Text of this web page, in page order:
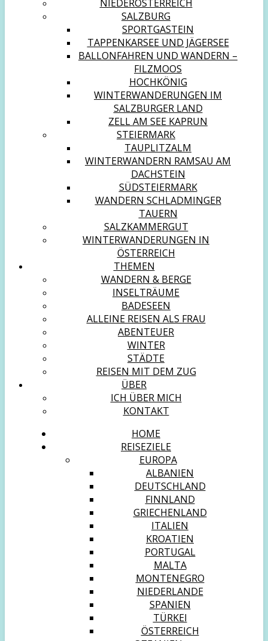
NIEDERÖSTERREICH
SALZBURG
SPORTGASTEIN
TAPPENKARSEE UND JÄGERSEE
BALLONFAHREN UND WANDERN –
FILZMOOS
HOCHKÖNIG
WINTERWANDERUNGEN IM
SALZBURGER LAND
ZELL AM SEE KAPRUN
STEIERMARK
TAUPLITZALM
WINTERWANDERN RAMSAU AM
DACHSTEIN
SÜDSTEIERMARK
WANDERN SCHLADMINGER
TAUERN
SALZKAMMERGUT
WINTERWANDERUNGEN IN
ÖSTERREICH
THEMEN
WANDERN & BERGE
INSELTRÄUME
BADESEEN
ALLEINE REISEN ALS FRAU
ABENTEUER
WINTER
STÄDTE
REISEN MIT DEM ZUG
ÜBER
ICH ÜBER MICH
KONTAKT
HOME
REISEZIELE
EUROPA
ALBANIEN
DEUTSCHLAND
FINNLAND
GRIECHENLAND
ITALIEN
KROATIEN
PORTUGAL
MALTA
MONTENEGRO
NIEDERLANDE
SPANIEN
TÜRKEI
ÖSTERREICH